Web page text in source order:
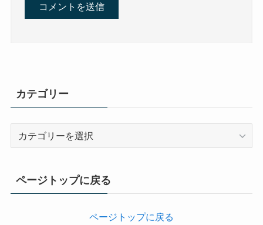
カテゴリー
ページトップに戻る
ページトップに戻る